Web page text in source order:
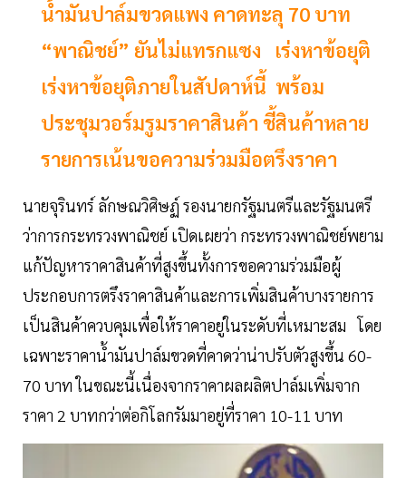
น้ำมันปาล์มขวดแพง คาดทะลุ 70 บาท
“พาณิชย์” ยันไม่แทรกแซง เร่งหาข้อยุติ
เร่งหาข้อยุติภายในสัปดาห์นี้ พร้อม
ประชุมวอร์มรูมราคาสินค้า ชี้สินค้าหลาย
รายการเน้นขอความร่วมมือตรึงราคา
นายจุรินทร์ ลักษณวิศิษฏ์ รองนายกรัฐมนตรีและรัฐมนตรี
ว่าการกระทรวงพาณิชย์ เปิดเผยว่า กระทรวงพาณิชย์พยาม
แก้ปัญหาราคาสินค้าที่สูงขึ้นทั้งการขอความร่วมมือผู้
ประกอบการตรึงราคาสินค้าและการเพิ่มสินค้าบางรายการ
เป็นสินค้าควบคุมเพื่อให้ราคาอยู่ในระดับที่เหมาะสม โดย
เฉพาะราคาน้ำมันปาล์มขวดที่คาดว่าน่าปรับตัวสูงขึ้น 60-
70 บาท ในขณะนี้เนื่องจากราคาผลผลิตปาล์มเพิ่มจาก
ราคา 2 บาทกว่าต่อกิโลกรัมมาอยู่ที่ราคา 10-11 บาท